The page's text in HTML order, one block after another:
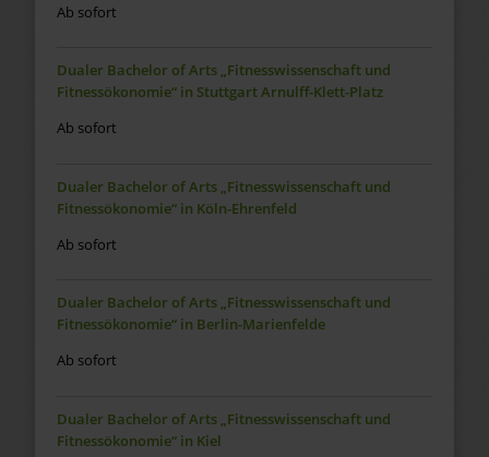
Ab sofort
Dualer Bachelor of Arts „Fitnesswissenschaft und
Fitnessökonomie“ in Stuttgart Arnulff-Klett-Platz
Ab sofort
Dualer Bachelor of Arts „Fitnesswissenschaft und
Fitnessökonomie“ in Köln-Ehrenfeld
Ab sofort
Dualer Bachelor of Arts „Fitnesswissenschaft und
Fitnessökonomie“ in Berlin-Marienfelde
Ab sofort
Dualer Bachelor of Arts „Fitnesswissenschaft und
Fitnessökonomie“ in Kiel